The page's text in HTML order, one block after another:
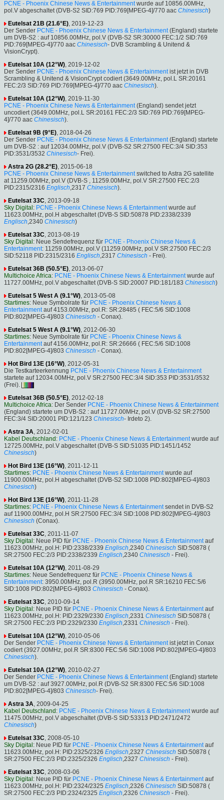
PCNE - Phoenix Chinese News & Entertainmentwurde auf 10856.00MHz,
pol.V abgeschaltet (DVB-S2 SID:769 PID:769[MPEG-4]/770 aac Chinesisch)
Eutelsat 21B (21.6°E), 2019-12-23
Der Sender PCNE - Phoenix Chinese News & Entertainment(England) startete
um DVB-S2 : auf 10856.00MHz, pol.V (DVB-S2 SR:30000 FEC:1/2 SID:769
PID:769[MPEG-4]/770 aac Chinesisch- DVB Scrambling & Unitend &
VisionCrypt).
Eutelsat 10A (12°W), 2019-12-02
Der Sender PCNE - Phoenix Chinese News & Entertainmentist jetzt in DVB
Scrambling & Unitend & VisionCrypt codiert (3649.00MHz, pol.L SR:20161
FEC:2/3 SID:769 PID:769[MPEG-4]/770 aac Chinesisch).
Eutelsat 10A (12°W), 2019-11-30
PCNE - Phoenix Chinese News & Entertainment(England) sendet jetzt
uncodiert (3649.00MHz, pol.L SR:20161 FEC:2/3 SID:769 PID:769[MPEG-
4]/770 aac Chinesisch).
Eutelsat 9B (9°E), 2018-04-26
Der Sender PCNE - Phoenix Chinese News & Entertainment(England) startete
um DVB-S2 : auf 12034.00MHz, pol.V (DVB-S2 SR:27500 FEC:3/4 SID:353
PID:3531/3532 Chinesisch- Frei).
Astra 2G (28.2°E), 2015-06-18
PCNE - Phoenix Chinese News & Entertainmentswitched to Astra 2G satellite
at 11259.00MHz, pol.V (DVB-S , 11259.00MHz, pol.V SR:27500 FEC:2/3
PID:2315/2316 Englisch,2317 Chinesisch).
Eutelsat 33C, 2013-09-18
Sky Digital : PCNE - Phoenix Chinese News & Entertainmentwurde auf
11623.00MHz, pol.H abgeschaltet (DVB-S SID:50878 PID:2338/2339
Englisch,2340 Chinesisch)
Eutelsat 33C, 2013-08-19
Sky Digital : Neue Sendefrequenz für PCNE - Phoenix Chinese News &
Entertainment: 11259.00MHz, pol.V (11259.00MHz, pol.V SR:27500 FEC:2/3
SID:52118 PID:2315/2316 Englisch,2317 Chinesisch - Frei).
Eutelsat 36B (50.5°E), 2013-06-07
Multichoice Africa: PCNE - Phoenix Chinese News & Entertainmentwurde auf
11727.00MHz, pol.V abgeschaltet (DVB-S SID:20007 PID:181/183 Chinesisch)
Eutelsat 5 West A (9.1°W), 2013-05-08
Startimes: Neue Symbolrate für PCNE - Phoenix Chinese News &
Entertainmentauf 4153.00MHz, pol.R: SR:28485 ( FEC:5/6 SID:1008
PID:802[MPEG-4]/803 Chinesisch - Conax).
Eutelsat 5 West A (9.1°W), 2012-06-30
Startimes: Neue Symbolrate für PCNE - Phoenix Chinese News &
Entertainmentauf 4156.00MHz, pol.R: SR:26666 ( FEC:5/6 SID:1008
PID:802[MPEG-4]/803 Chinesisch - Conax).
Hot Bird 13E (16°W), 2012-05-31
Die Testkarteerkennung PCNE - Phoenix Chinese News & Entertainment
startete auf 12034.00MHz, pol.V SR:27500 FEC:3/4 SID:353 PID:3531/3532
(Frei).
Eutelsat 36B (50.5°E), 2012-02-18
Multichoice Africa: Der Sender PCNE - Phoenix Chinese News & Entertainment
(England) startete um DVB-S2 : auf 11727.00MHz, pol.V (DVB-S2 SR:27500
FEC:3/4 SID:20001 PID:121/123 Chinesisch- Irdeto 2).
Astra 3A, 2012-02-01
Kabel Deutschland : PCNE - Phoenix Chinese News & Entertainmentwurde auf
12725.00MHz, pol.V abgeschaltet (DVB-S SID:51035 PID:1451/1452
Chinesisch)
Hot Bird 13E (16°W), 2011-12-11
Startimes: PCNE - Phoenix Chinese News & Entertainmentwurde auf
11900.00MHz, pol.H abgeschaltet (DVB-S2 SID:1008 PID:802[MPEG-4]/803
Chinesisch)
Hot Bird 13E (16°W), 2011-11-28
Startimes: PCNE - Phoenix Chinese News & Entertainmentsendet in DVB-S2
auf 11900.00MHz, pol.H SR:27500 FEC:3/4 SID:1008 PID:802[MPEG-4]/803
Chinesisch (Conax).
Eutelsat 33C, 2011-11-07
Sky Digital : Neue PID für PCNE - Phoenix Chinese News & Entertainmentauf
11623.00MHz, pol.H: PID:2338/2339 Englisch,2340 Chinesisch SID:50878 (
SR:27500 FEC:2/3 PID:2338/2339 Englisch,2340 Chinesisch - Frei).
Eutelsat 10A (12°W), 2011-08-29
Startimes: Neue Sendefrequenz für PCNE - Phoenix Chinese News &
Entertainment: 3950.00MHz, pol.R (3950.00MHz, pol.R SR:16210 FEC:5/6
SID:1008 PID:802[MPEG-4]/803 Chinesisch - Conax).
Eutelsat 33C, 2010-09-14
Sky Digital : Neue PID für PCNE - Phoenix Chinese News & Entertainmentauf
11623.00MHz, pol.H: PID:2329/2330 Englisch,2331 Chinesisch SID:50878 (
SR:27500 FEC:2/3 PID:2329/2330 Englisch,2331 Chinesisch - Frei).
Eutelsat 10A (12°W), 2010-05-06
Der Sender PCNE - Phoenix Chinese News & Entertainmentist jetzt in Conax
codiert (3927.00MHz, pol.R SR:8300 FEC:5/6 SID:1008 PID:802[MPEG-4]/803
Chinesisch).
Eutelsat 10A (12°W), 2010-02-27
Der Sender PCNE - Phoenix Chinese News & Entertainment(England) startete
um DVB-S2 : auf 3927.00MHz, pol.R (DVB-S2 SR:8300 FEC:5/6 SID:1008
PID:802[MPEG-4]/803 Chinesisch- Frei).
Astra 3A, 2009-04-25
Kabel Deutschland : PCNE - Phoenix Chinese News & Entertainmentwurde auf
11475.00MHz, pol.V abgeschaltet (DVB-S SID:53313 PID:2471/2472
Chinesisch)
Eutelsat 33C, 2008-05-10
Sky Digital : Neue PID für PCNE - Phoenix Chinese News & Entertainmentauf
11623.00MHz, pol.H: PID:2325/2326 Englisch,2327 Chinesisch SID:50878 (
SR:27500 FEC:2/3 PID:2325/2326 Englisch,2327 Chinesisch - Frei).
Eutelsat 33C, 2008-03-06
Sky Digital : Neue PID für PCNE - Phoenix Chinese News & Entertainmentauf
11623.00MHz, pol.H: PID:2324/2325 Englisch,2326 Chinesisch SID:50878 (
SR:27500 FEC:2/3 PID:2324/2325 Englisch,2326 Chinesisch - Frei).